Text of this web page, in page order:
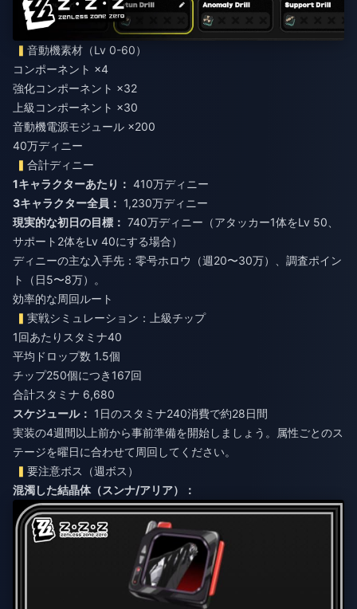
音動機素材（Lv 0-60）
コンポーネント ×4
強化コンポーネント ×32
上級コンポーネント ×30
音動機電源モジュール ×200
40万ディニー
合計ディニー
1キャラクターあたり：
3キャラクター全員：
現実的な初日の目標： 740万ディニー（アタッカー1体をLv 50、
サポート2体をLv 40にする場合）
ディニーの主な入手先：零号ホロウ（週20〜30万）、調査ポイン
ト（日5〜8万）。
効率的な周回ルート
実戦シミュレーション：上級チップ
1回あたりスタミナ40
平均ドロップ数 1.5個
チップ250個につき167回
合計スタミナ 6,680
スケジュール： 1日のスタミナ240消費で約28日間
実装の4週間以上前から事前準備を開始しましょう。属性ごとのス
テージを曜日に合わせて周回してください。
要注意ボス（週ボス）
混濁した結晶体（スンナ/アリア）：